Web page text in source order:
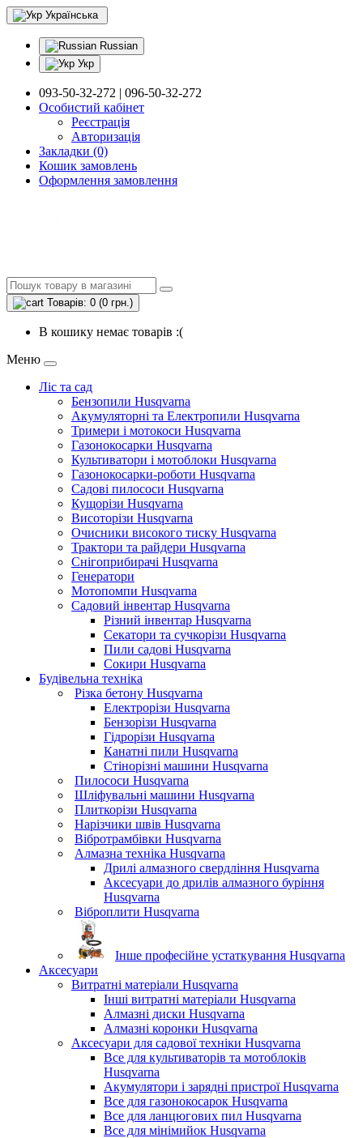
Українська
Russian
Укр
093-50-32-272 | 096-50-32-272
Особистий кабінет
Реєстрація
Авторизація
Закладки (0)
Кошик замовлень
Оформлення замовлення
Товарів: 0 (0 грн.)
В кошику немає товарів :(
Меню
Ліс та сад
Бензопили Husqvarna
Акумуляторні та Електропили Husqvarna
Тримери і мотокоси Husqvarna
Газонокосарки Husqvarna
Культиватори і мотоблоки Husqvarna
Газонокосарки-роботи Husqvarna
Садові пилососи Husqvarna
Кущорізи Husqvarna
Висоторізи Husqvarna
Очисники високого тиску Husqvarna
Трактори та райдери Husqvarna
Снігоприбирачі Husqvarna
Генератори
Мотопомпи Husqvarna
Садовий інвентар Husqvarna
Різний інвентар Husqvarna
Секатори та сучкорізи Husqvarna
Пили садові Husqvarna
Сокири Husqvarna
Будівельна техніка
Різка бетону Husqvarna
Електрорізи Husqvarna
Бензорізи Husqvarna
Гідрорізи Husqvarna
Канатні пили Husqvarna
Стінорізні машини Husqvarna
Пилососи Husqvarna
Шліфувальні машини Husqvarna
Плиткорізи Husqvarna
Нарізчики швів Husqvarna
Вібротрамбівки Husqvarna
Алмазна техніка Husqvarna
Дрилі алмазного свердління Husqvarna
Аксесуари до дрилів алмазного буріння
Husqvarna
Віброплити Husqvarna
Інше професійне устаткування Husqvarna
Аксесуари
Витратні матеріали Husqvarna
Інші витратні матеріали Husqvarna
Алмазні диски Husqvarna
Алмазні коронки Husqvarna
Аксесуари для садової техніки Husqvarna
Все для культиваторів та мотоблоків
Husqvarna
Акумулятори і зарядні пристрої Husqvarna
Все для газонокосарок Husqvarna
Все для ланцюгових пил Husqvarna
Все для мінімийок Husqvarna